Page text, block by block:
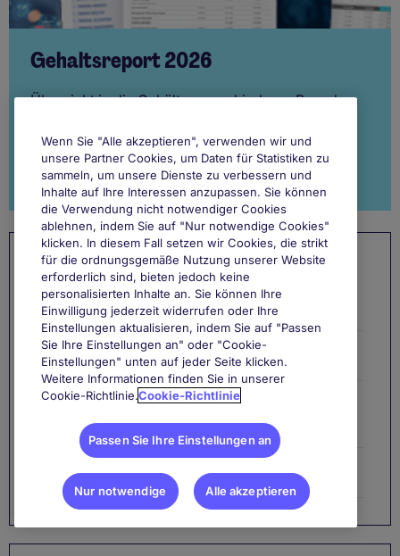
Gehaltsreport 2026
Übersicht in die Gehälter verschiedener Branchen
Jetzt mehr erfahren
Meistgelesene Artikel
Die zehn wichtigsten Führungsqualitäten für Manager
Die fünf häufigsten Fragen beim Vorstellungsgespräch
Die richtige Vorbereitung für Ihr zweites
Vorstellungsgespräch
10 Skills, die den Vertrieb in Schwung bringen
Wenn Sie "Alle akzeptieren", verwenden wir und
unsere Partner Cookies, um Daten für Statistiken zu
sammeln, um unsere Dienste zu verbessern und
Inhalte auf Ihre Interessen anzupassen. Sie können
die Verwendung nicht notwendiger Cookies
ablehnen, indem Sie auf "Nur notwendige Cookies"
klicken. In diesem Fall setzen wir Cookies, die strikt
für die ordnungsgemäße Nutzung unserer Website
erforderlich sind, bieten jedoch keine
personalisierten Inhalte an. Sie können Ihre
Einwilligung jederzeit widerrufen oder Ihre
Einstellungen aktualisieren, indem Sie auf "Passen
Sie Ihre Einstellungen an" oder "Cookie-
Einstellungen" unten auf jeder Seite klicken.
Weitere Informationen finden Sie in unserer
Cookie-Richtlinie.Cookie-Richtlinie
Passen Sie Ihre Einstellungen an
Nur notwendige Alle akzeptieren